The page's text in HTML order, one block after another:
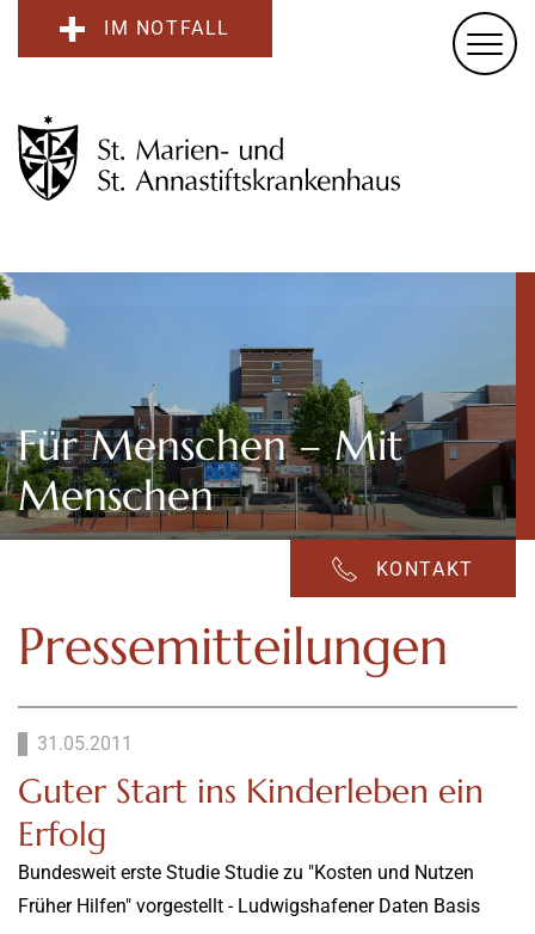
IM NOTFALL
Für Menschen – Mit
Menschen
KONTAKT
Pressemitteilungen
31.05.2011
Guter Start ins Kinderleben ein
Erfolg
Bundesweit erste Studie Studie zu "Kosten und Nutzen
Früher Hilfen" vorgestellt - Ludwigshafener Daten Basis